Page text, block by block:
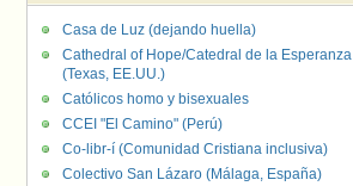
Casa de Luz (dejando huella)
Cathedral of Hope/Catedral de la Esperanza
(Texas, EE.UU.)
Católicos homo y bisexuales
CCEI "El Camino" (Perú)
Co-libr-í (Comunidad Cristiana inclusiva)
Colectivo San Lázaro (Málaga, España)